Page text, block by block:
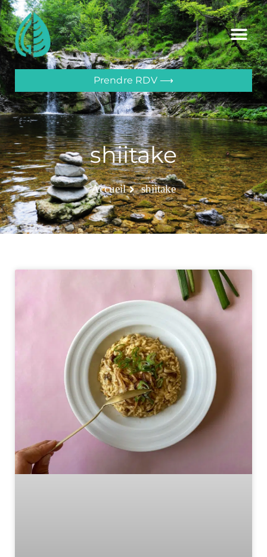
Prendre RDV ⟶
shiitake
Accueil shiitake